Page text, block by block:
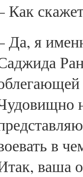
Как
Да, я
в
ваша